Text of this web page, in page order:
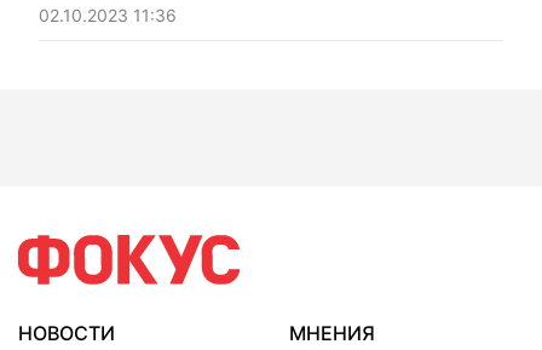
для Украины. Каково положение дел сейчас и что
будет дальше? Размышляет посол Украины в США
02.10.2023 11:36
НОВОСТИ
МНЕНИЯ